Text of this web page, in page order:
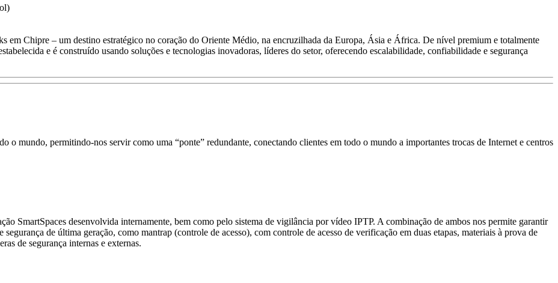
em Chipre – um destino estratégico no coração do Oriente Médio, na encruzilhada da Europa, Ásia e África. De nível premium e totalmente
e é construído usando soluções e tecnologias inovadoras, líderes do setor, oferecendo escalabilidade, confiabilidade e segurança
o mundo, permitindo-nos servir como uma “ponte” redundante, conectando clientes em todo o mundo a importantes trocas de Internet e centros
SmartSpaces desenvolvida internamente, bem como pelo sistema de vigilância por vídeo IPTP. A combinação de ambos nos permite garantir
de última geração, como mantrap (controle de acesso), com controle de acesso de verificação em duas etapas, materiais à prova de
de segurança internas e externas.